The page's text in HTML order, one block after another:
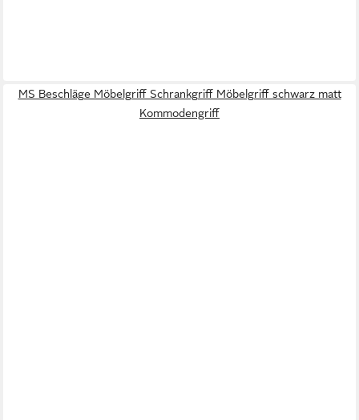
MS Beschläge Möbelgriff Schrankgriff Möbelgriff schwarz matt
Kommodengriff